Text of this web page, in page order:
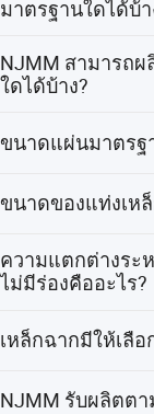
มาตรฐานใดได้บ้า
NJMM สามารถผลิ
ต่างๆ ได้ เช่น จีน:
ANSI/NAAMM
NJMM สามารถ
ใดได้บ้าง?
NJMM สามารถผ
อยู่ ทั้งแบบที่ระบุเป็น
ขนาดแผ่นมาตรฐ
ขนาดแผ่นมาตรฐา
1000X6000 มม.,
ขนาดของแท่งเห
ขนาดของแท่งเหล็
1''x3/16'', 1''x3/16'',
32x5, 35x5, 38x5 เป็
ความแตกต่างระ
ไม่มีร่องคืออะไร?
เหล็กฉากประเภทนี้
เหล็กฉากมีให้เลื
และแบบชุบสังกะสี
NJMM รับผลิตตา